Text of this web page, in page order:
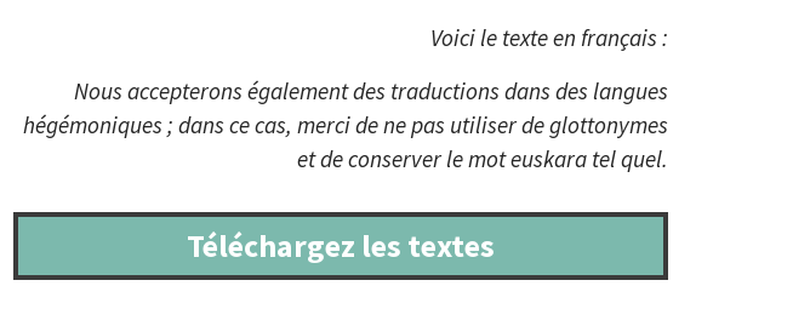
Voici le texte en français :
Nous accepterons également des traductions dans des langues
hégémoniques ; dans ce cas, merci de ne pas utiliser de glottonymes
et de conserver le mot euskara tel quel.
Téléchargez les textes